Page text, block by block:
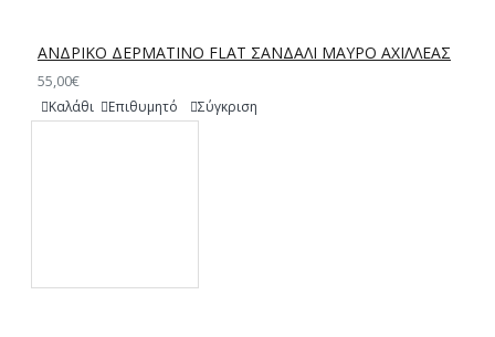
ΑΝΔΡΙΚΟ ΔΕΡΜΑΤΙΝΟ FLAT ΣΑΝΔΑΛΙ ΜΑΥΡΟ ΑΧΙΛΛΕΑΣ
55,00€
Καλάθι Επιθυμητό Σύγκριση